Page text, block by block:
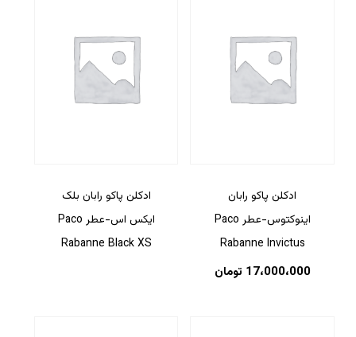
ادکلن پاکو رابان
اینوکتوس-عطر Paco
Rabanne Invictus
17،000،000 تومان
ادکلن پاکو رابان بلک
ایکس اس-عطر Paco
Rabanne Black XS